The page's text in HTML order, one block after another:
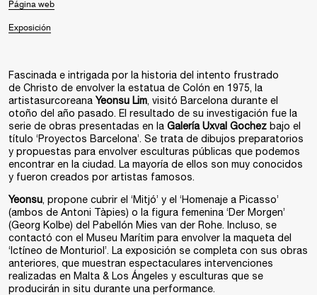
Página web
Exposición
Fascinada e intrigada por la historia del intento frustrado
de Christo de envolver la estatua de Colón en 1975, la
artistasurcoreana Yeonsu Lim, visitó Barcelona durante el
otoño del año pasado. El resultado de su investigación fue la
serie de obras presentadas en la Galería Uxval Gochez bajo el
título ‘Proyectos Barcelona’. Se trata de dibujos preparatorios
y propuestas para envolver esculturas públicas que podemos
encontrar en la ciudad. La mayoría de ellos son muy conocidos
y fueron creados por artistas famosos.
Yeonsu, propone cubrir el ‘Mitjó’ y el ‘Homenaje a Picasso’
(ambos de Antoni Tàpies) o la figura femenina ‘Der Morgen’
(Georg Kolbe) del Pabellón Mies van der Rohe. Incluso, se
contactó con el Museu Marítim para envolver la maqueta del
‘Ictíneo de Monturiol’. La exposición se completa con sus obras
anteriores, que muestran espectaculares intervenciones
realizadas en Malta & Los Ángeles y esculturas que se
producirán in situ durante una performance.